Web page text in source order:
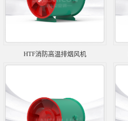
HTF消防高温排烟风机